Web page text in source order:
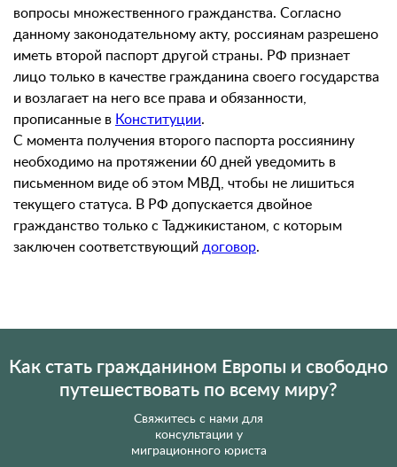
вопросы множественного гражданства. Согласно
данному законодательному акту, россиянам разрешено
иметь второй паспорт другой страны. РФ признает
лицо только в качестве гражданина своего государства
и возлагает на него все права и обязанности,
прописанные в Конституции.
С момента получения второго паспорта россиянину
необходимо на протяжении 60 дней уведомить в
письменном виде об этом МВД, чтобы не лишиться
текущего статуса. В РФ допускается двойное
гражданство только с Таджикистаном, с которым
заключен соответствующий договор.
Как стать гражданином Европы и свободно
путешествовать по всему миру?
Свяжитесь с нами для
консультации у
миграционного юриста